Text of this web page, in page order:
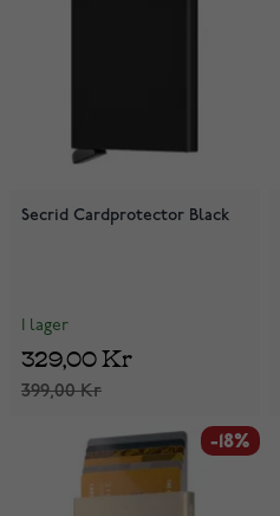
Secrid Cardprotector Black
I lager
399,00 Kr
329,00 Kr
-18%